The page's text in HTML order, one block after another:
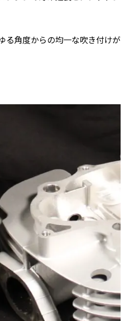
る角度からの均一な吹き付けが